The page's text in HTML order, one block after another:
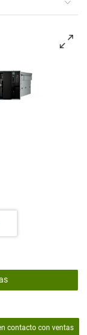
DD9910F
contacto con ventas